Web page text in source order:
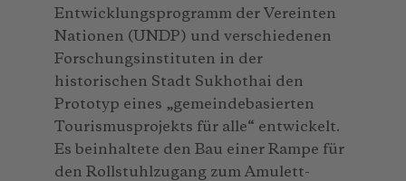
Entwicklungsprogramm der Vereinten
Nationen (UNDP) und verschiedenen
Forschungsinstituten in der
historischen Stadt Sukhothai den
Prototyp eines „gemeindebasierten
Tourismusprojekts für alle“ entwickelt.
Es beinhaltete den Bau einer Rampe für
den Rollstuhlzugang zum Amulett-